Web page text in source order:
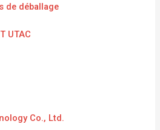
de déballage
UTAC
Co., Ltd.